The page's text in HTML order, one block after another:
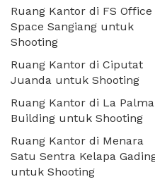
Ruang Kantor di FS Office
Space Sangiang untuk
Shooting
Ruang Kantor di Ciputat
Juanda untuk Shooting
Ruang Kantor di La Palma
Building untuk Shooting
Ruang Kantor di Menara
Satu Sentra Kelapa
untuk Shooting